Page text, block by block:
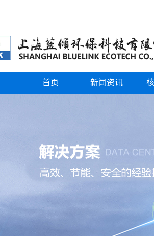
首页 新闻资讯